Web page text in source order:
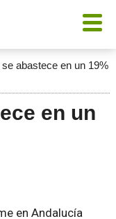
abastece en un 19%
en un
en Andalucía